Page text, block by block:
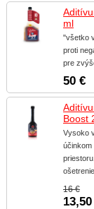
ml
"všetko
proti
pre
50 €
Boost
Vysoko
účinkom
16 €